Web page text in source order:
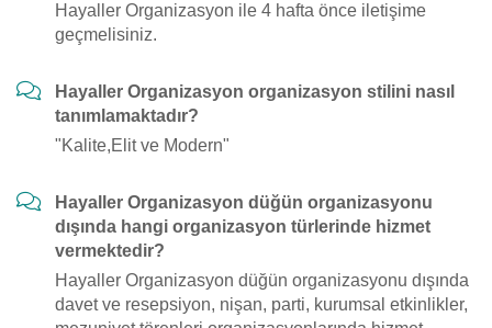
Hayaller Organizasyon ile 4 hafta önce iletişime
geçmelisiniz.
Hayaller Organizasyon organizasyon stilini nasıl
tanımlamaktadır?
"Kalite,Elit ve Modern"
Hayaller Organizasyon düğün organizasyonu
dışında hangi organizasyon türlerinde hizmet
vermektedir?
Hayaller Organizasyon düğün organizasyonu dışında
davet ve resepsiyon, nişan, parti, kurumsal etkinlikler,